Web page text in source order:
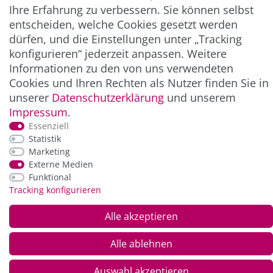
ZAHLUNG & VERSAND
*Alle Preise inkl. der gesetzl. MwSt. zzgl.
und Versandkosten
Ihre Erfahrung zu verbessern. Sie können selbst
entscheiden, welche Cookies gesetzt werden
dürfen, und die Einstellungen unter „Tracking
konfigurieren“ jederzeit anpassen. Weitere
Informationen zu den von uns verwendeten
Cookies und Ihren Rechten als Nutzer finden Sie in
unserer Daten­schutz­erklärung und unserem
Impressum.
Essenziell
Statistik
Marketing
Externe Medien
Funktional
Tracking konfigurieren
Alle akzeptieren
Alle ablehnen
© Copyright 2026 Alle Rechte vorbehalten. |